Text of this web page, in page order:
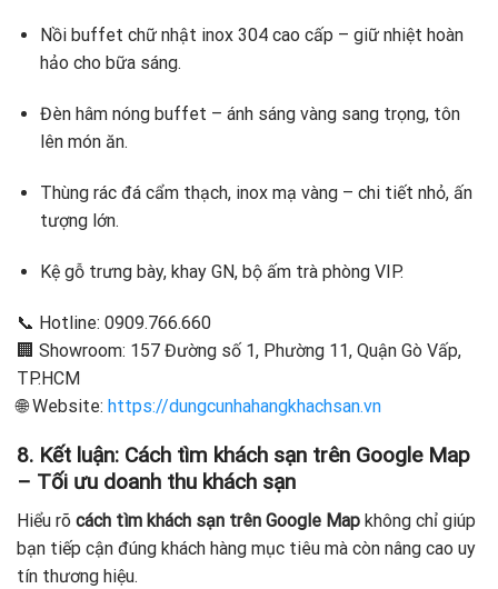
Nồi buffet chữ nhật inox 304 cao cấp – giữ nhiệt hoàn
hảo cho bữa sáng.
Đèn hâm nóng buffet – ánh sáng vàng sang trọng, tôn
lên món ăn.
Thùng rác đá cẩm thạch, inox mạ vàng – chi tiết nhỏ, ấn
tượng lớn.
Kệ gỗ trưng bày, khay GN, bộ ấm trà phòng VIP.
📞 Hotline: 0909.766.660
🏢 Showroom: 157 Đường số 1, Phường 11, Quận Gò Vấp,
TP.HCM
🌐 Website: https://dungcunhahangkhachsan.vn
8. Kết luận: Cách tìm khách sạn trên Google Map
– Tối ưu doanh thu khách sạn
Hiểu rõ cách tìm khách sạn trên Google Map không chỉ giúp
bạn tiếp cận đúng khách hàng mục tiêu mà còn nâng cao uy
tín thương hiệu.